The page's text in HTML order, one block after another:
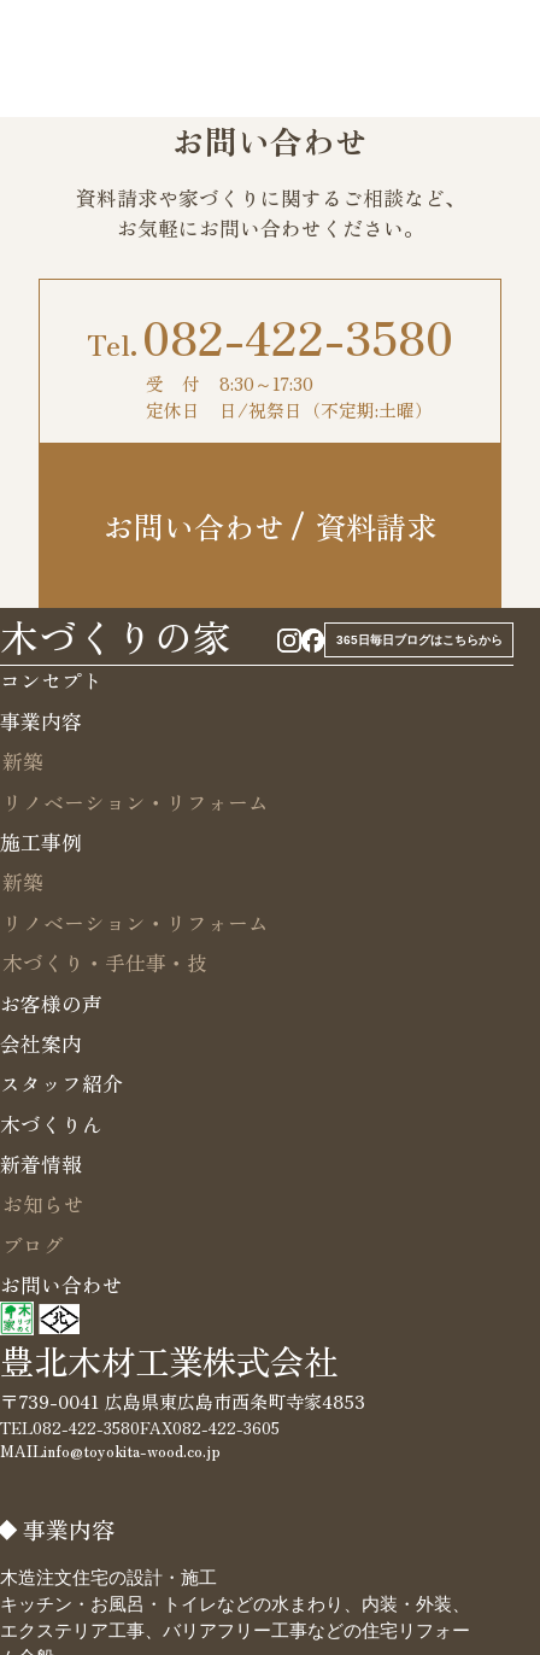
お問い合わせ
資料請求や家づくりに関するご相談など、
お気軽にお問い合わせください。
082-422-3580
受 付
8:30～17:30
定休日
日/祝祭日（不定期:土曜）
お問い合わせ 資料請求
木づくりの家 365日毎日ブログはこちらから
コンセプト
事業内容
新築
リノベーション・リフォーム
施工事例
新築
リノベーション・リフォーム
木づくり・手仕事・技
お客様の声
会社案内
スタッフ紹介
木づくりん
新着情報
お知らせ
ブログ
お問い合わせ
豊北木材工業株式会社
〒739-0041 広島県東広島市西条町寺家4853
TEL082-422-3580FAX082-422-3605
MAILinfo@toyokita-wood.co.jp
事業内容
木造注文住宅の設計・施工
キッチン・お風呂・トイレなどの水まわり、内装・外装、
エクステリア工事、バリアフリー工事などの住宅リフォー